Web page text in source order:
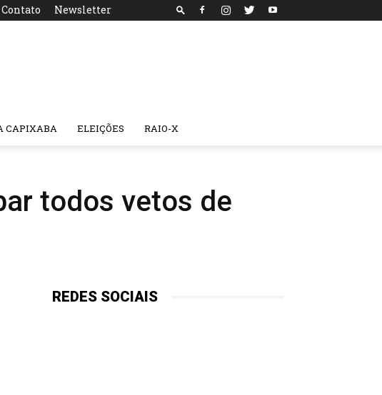
Contato Newsletter
CAPIXABA ELEIÇÕES RAIO-X
todos vetos de
REDES SOCIAIS